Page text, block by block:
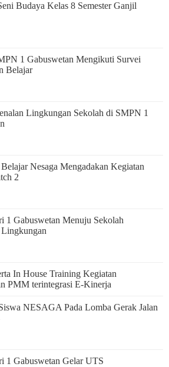
Budaya Kelas 8 Semester Ganjil
1 Gabuswetan Mengikuti Survei
Belajar
Lingkungan Sekolah di SMPN 1
Nesaga Mengadakan Kegiatan
2
1 Gabuswetan Menuju Sekolah
In House Training Kegiatan
PMM terintegrasi E-Kinerja
NESAGA Pada Lomba Gerak Jalan
1 Gabuswetan Gelar UTS